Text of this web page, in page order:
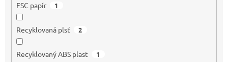
FSC papír 1
Recyklovaná plsť 2
Recyklovaný ABS plast 1